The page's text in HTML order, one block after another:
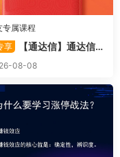
专属课程
享
【通达信】通达信
换手〗副图指标 呈现换
态与资金活跃度 换手一
08-08